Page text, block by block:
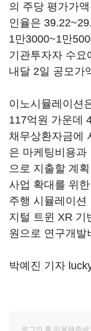
의 주당 평가가
인율은
1만3000~1만
기관투자자 수요
내달 2일 공모가
이노시뮬레이션
117억원 가운데
채무상환자금에
은 마케팅비용과
으로 지출할 계
사업 확대를 위
주행 시뮬레이션
지털 트윈 XR 기
원으로 연구개발
박예진 기자